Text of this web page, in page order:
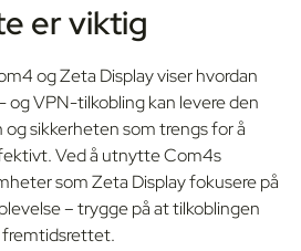
er viktig
og Zeta Display viser hvordan
VPN-tilkobling kan levere den
sikkerheten som trengs for å
Ved å utnytte Com4s
som Zeta Display fokusere på
– trygge på at tilkoblingen
fremtidsrettet.